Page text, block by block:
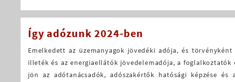
Így adózunk 2024-ben
Emelkedett az üzemanyagok jövedéki adója, és
illeték és az energiaellátók jövedelemadója, a
jön az adótanácsadók, adószakértők hatósági képzése